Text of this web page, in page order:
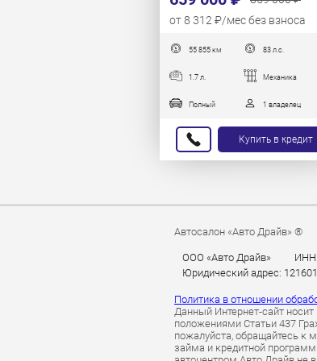
от 8 312 ₽/мес без взноса
55 855 км 83 л.с.
1.7 л. Механика
Полный 1 владелец
Купить в кредит
Автосалон «Авто Драйв» ®
ООО «Авто Драйв»
Юридический адрес:
Политика в отношении
Данный Интернет-сайт
положениями Статьи 437
пожалуйста, обращайтесь к
займа и кредитной